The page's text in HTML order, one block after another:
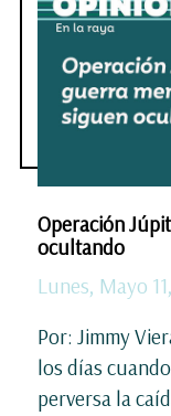
Operación
ocultando
Lunes, Mayo
Por: Jimmy
los días
perversa la